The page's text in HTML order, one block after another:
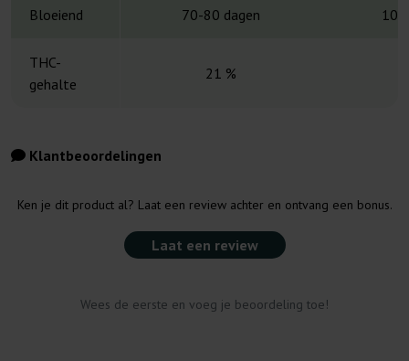
Bloeiend 70-80 dagen 10-
THC-
gehalte
21 %
Klantbeoordelingen
Ken je dit product al? Laat een review achter en ontvang een bonus.
Laat een review
Wees de eerste en voeg je beoordeling toe!